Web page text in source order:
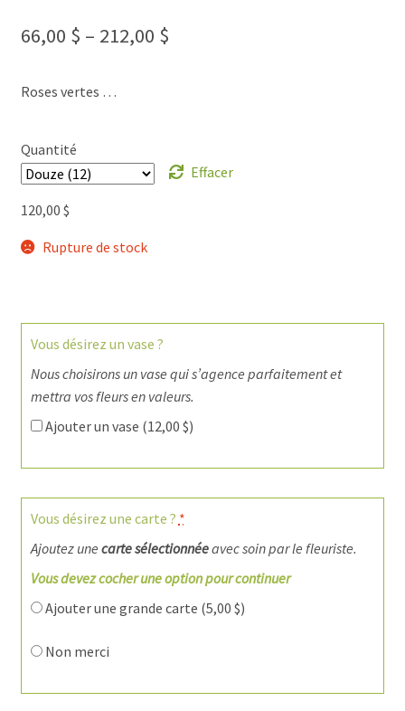
66,00 $ – 212,00 $
Roses vertes …
Quantité
Effacer
120,00 $
Rupture de stock
Vous désirez un vase ?
Nous choisirons un vase qui s’agence parfaitement et
mettra vos fleurs en valeurs.
Ajouter un vase (12,00 $)
Vous désirez une carte ? *
Ajoutez une carte sélectionnéeavec soin par le fleuriste.
Vous devez cocher une option pour continuer
Ajouter une grande carte (5,00 $)
Non merci